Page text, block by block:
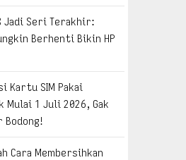
Jadi Seri Terakhir:
Berhenti Bikin HP
Kartu SIM Pakai
1 Juli 2026, Gak
Bodong!
Cara Membersihkan